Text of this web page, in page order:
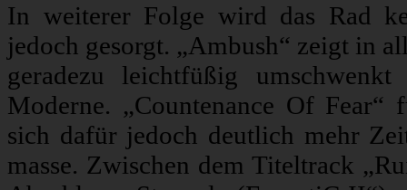
In weiterer Folge wird das Rad
jedoch gesorgt. „Ambush“ zeigt in
geradezu leichtfüßig
Moderne. „Countenance Of
sich dafür jedoch deutlich mehr
masse. Zwischen dem Titeltrack